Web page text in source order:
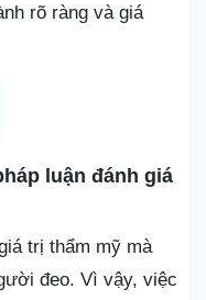
rõ ràng và giá
luận đánh giá
trị thẩm mỹ mà
đeo. Vì vậy, việc